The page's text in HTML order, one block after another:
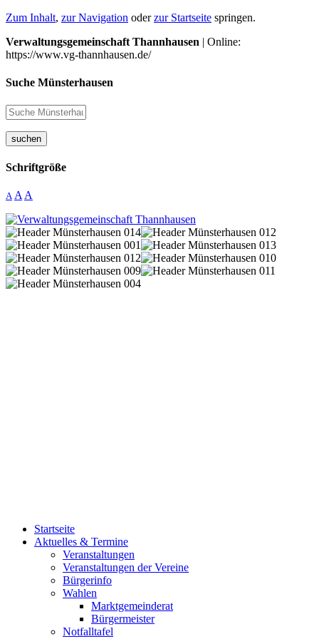
Zum Inhalt, zur Navigation oderzur Startseite springen.
Verwaltungsgemeinschaft Thannhausen | Online:
https://www.vg-thannhausen.de/
Suche Münsterhausen
suchen
Schriftgröße
A A A
Startseite
Aktuelles & Termine
Veranstaltungen
Veranstaltungen der Vereine
Bürgerinfo
Wahlen
Marktgemeinderat
Bürgermeister
Notfalltafel